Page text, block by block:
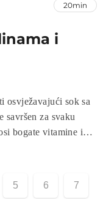
20min
i
osvježavajući sok sa
za svaku
bogate vitamine i
hranljivom soku
5 6 7